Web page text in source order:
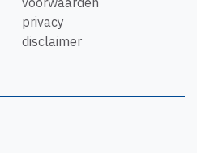
privacy
disclaimer